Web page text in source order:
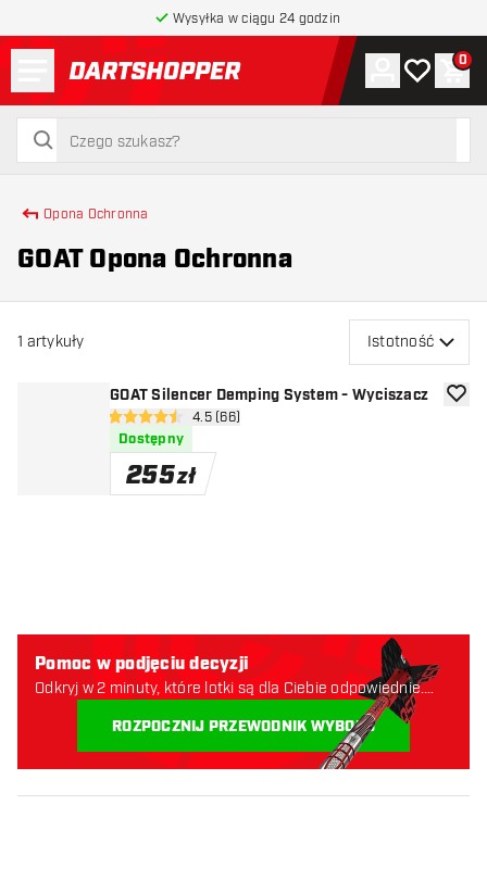
Wysyłka w ciągu 24 godzin
powrót do strony głównej
szukaj
szukaj
Konto
Moja lista
0
Opona Ochronna
GOAT Opona Ochronna
1 artykuły Istotność
GOAT Silencer Demping System - Wyciszacz
otwórz panel recenzji
4.5 gwiazdki oceny
4.5 (66)
Dostępny
255zł
Pomoc w podjęciu decyzji
Odkryj w 2 minuty, które lotki są dla Ciebie odpowiednie.
ROZPOCZNIJ PRZEWODNIK WYBORU